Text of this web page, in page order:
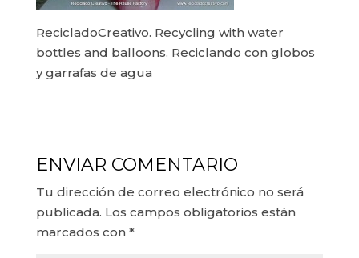
RecicladoCreativo. Recycling with water
bottles and balloons. Reciclando con globos
y garrafas de agua
ENVIAR COMENTARIO
Tu dirección de correo electrónico no será
publicada. Los campos obligatorios están
marcados con *